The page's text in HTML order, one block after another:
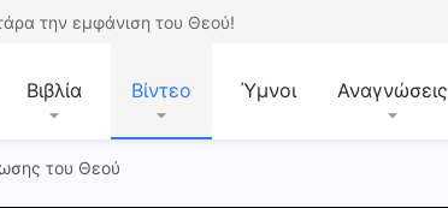
την εμφάνιση του Θεού!
Βιβλία Βίντεο Ύμνοι Αναγνώσεις
του Θεού